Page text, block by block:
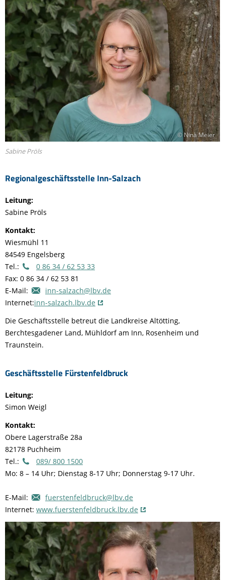
Regionalgeschäftsstelle Inn-Salzach
© Nina Meier
Sabine Pröls
Leitung:
Sabine Pröls
Kontakt:
Wiesmühl 11
84549 Engelsberg
Tel.:
0 86 34 / 62 53 33
Fax: 0 86 34 / 62 53 81
E-Mail:
inn-salzach@lbv.de
Internet:inn-salzach.lbv.de
Die Geschäftsstelle betreut die Landkreise Altötting,
Berchtesgadener Land, Mühldorf am Inn, Rosenheim und
Traunstein.
Geschäftsstelle Fürstenfeldbruck
Leitung:
Simon Weigl
Kontakt:
Obere Lagerstraße 28a
82178 Puchheim
Tel.:
089/ 800 1500
Mo: 8 – 14 Uhr; Dienstag 8-17 Uhr; Donnerstag 9-17 Uhr.
E-Mail:
fuerstenfeldbruck@lbv.de
Internet: www.fuerstenfeldbruck.lbv.de